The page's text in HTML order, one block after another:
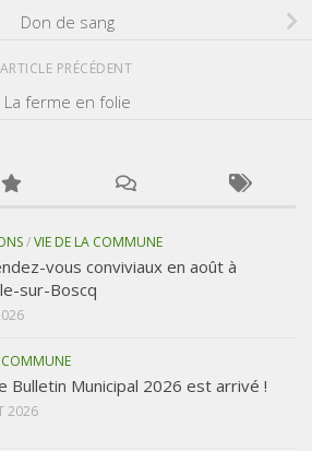
Don de sang
ARTICLE PRÉCÉDENT
La ferme en folie
/VIE DE LA COMMUNE
vous conviviaux en août à
sur-Boscq
COMMUNE
Bulletin Municipal 2026 est arrivé !
2026